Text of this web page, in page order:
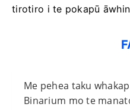
tirotiro i te pokapū
Me pehea taku
Binarium mo te